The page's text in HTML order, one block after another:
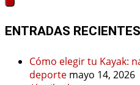
ENTRADAS RECIENTES
Cómo elegir tu Kayak:
deporte mayo 14, 2026